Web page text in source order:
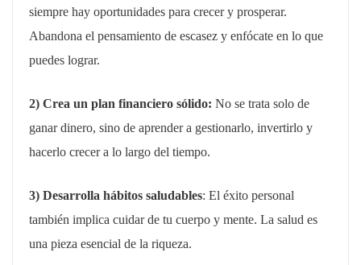
siempre hay oportunidades para crecer y prosperar.
Abandona el pensamiento de escasez y enfócate en lo que
puedes lograr.
2) Crea un plan financiero sólido: No se trata solo de
ganar dinero, sino de aprender a gestionarlo, invertirlo y
hacerlo crecer a lo largo del tiempo.
3) Desarrolla hábitos saludables: El éxito personal
también implica cuidar de tu cuerpo y mente. La salud es
una pieza esencial de la riqueza.